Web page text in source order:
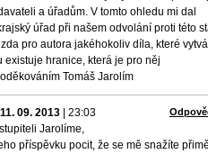
a úřadům. V tomto ohledu mi dal
úřad při našem odvolání proti této
pro autora jakéhokoliv díla, které
existuje hranice, která je pro něj
Tomáš Jarolím
11. 09. 2013 23:03
Jarolíme,
příspěvku pocit, že se mě snažíte